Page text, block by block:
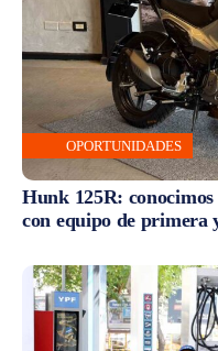
OPORTUNIDADES
Hunk 125R:
con equipo de primera